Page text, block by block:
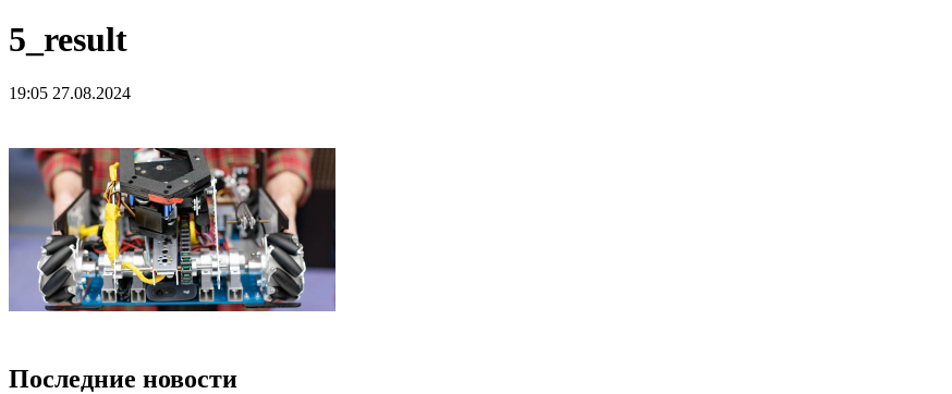
5_result
19:05 27.08.2024
Последние новости